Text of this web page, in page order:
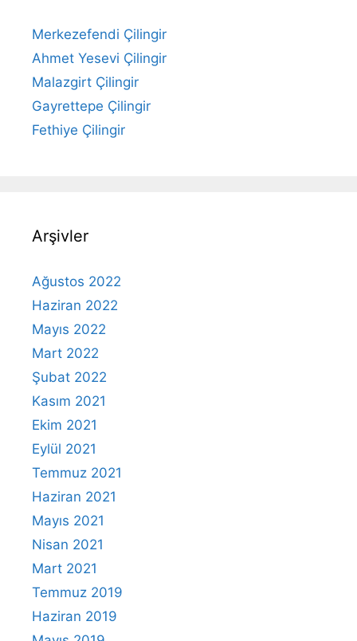
Merkezefendi Çilingir
Ahmet Yesevi Çilingir
Malazgirt Çilingir
Gayrettepe Çilingir
Fethiye Çilingir
Arşivler
Ağustos 2022
Haziran 2022
Mayıs 2022
Mart 2022
Şubat 2022
Kasım 2021
Ekim 2021
Eylül 2021
Temmuz 2021
Haziran 2021
Mayıs 2021
Nisan 2021
Mart 2021
Temmuz 2019
Haziran 2019